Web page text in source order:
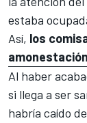
estaba
Así, los
Al haber
si llega a ser
habría caído